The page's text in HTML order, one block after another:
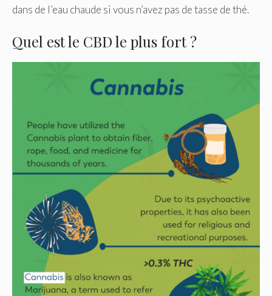
dans de l’eau chaude si vous n’avez pas de tasse de thé.
Quel est le CBD le plus fort ?